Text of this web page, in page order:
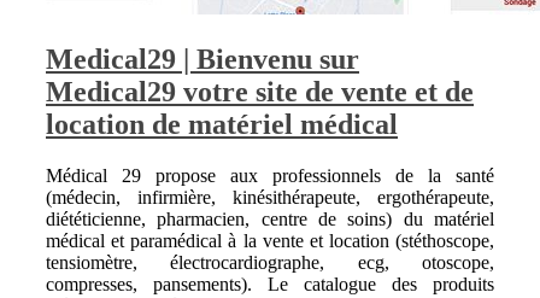
Medical29 | Bienvenu sur
Medical29 votre site de vente et de
location de matériel médical
Médical 29 propose aux professionnels de la santé
(médecin, infirmière, kinésithérapeute, ergothérapeute,
diététicienne, pharmacien, centre de soins) du matériel
médical et paramédical à la vente et location (stéthoscope,
tensiomètre, électrocardiographe, ecg, otoscope,
compresses, pansements). Le catalogue des produits